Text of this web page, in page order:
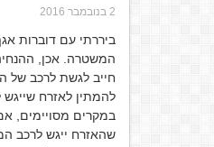
2 בנובמבר 2016
ביררתי עם דוברות
המשטרה. אכן,
חייב לגשת לרכב של
להמתין לאזרח
במקרים מסויימים,
שהאזרח ייגש לרכב